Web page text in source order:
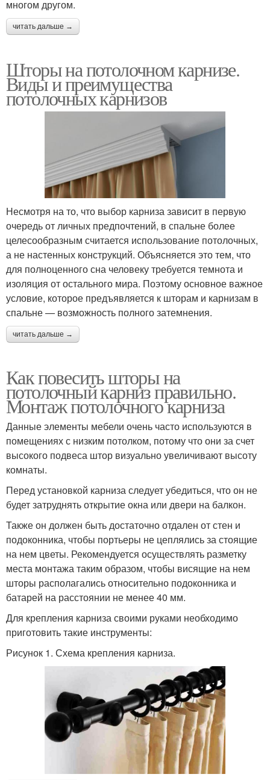
многом другом.
читать дальше →
Шторы на потолочном карнизе.
Виды и преимущества
потолочных карнизов
Несмотря на то, что выбор карниза зависит в первую
очередь от личных предпочтений, в спальне более
целесообразным считается использование потолочных,
а не настенных конструкций. Объясняется это тем, что
для полноценного сна человеку требуется темнота и
изоляция от остального мира. Поэтому основное важное
условие, которое предъявляется к шторам и карнизам в
спальне — возможность полного затемнения.
читать дальше →
Как повесить шторы на
потолочный карниз правильно.
Монтаж потолочного карниза
Данные элементы мебели очень часто используются в
помещениях с низким потолком, потому что они за счет
высокого подвеса штор визуально увеличивают высоту
комнаты.
Перед установкой карниза следует убедиться, что он не
будет затруднять открытие окна или двери на балкон.
Также он должен быть достаточно отдален от стен и
подоконника, чтобы портьеры не цеплялись за стоящие
на нем цветы. Рекомендуется осуществлять разметку
места монтажа таким образом, чтобы висящие на нем
шторы располагались относительно подоконника и
батарей на расстоянии не менее 40 мм.
Для крепления карниза своими руками необходимо
приготовить такие инструменты:
Рисунок 1. Схема крепления карниза.